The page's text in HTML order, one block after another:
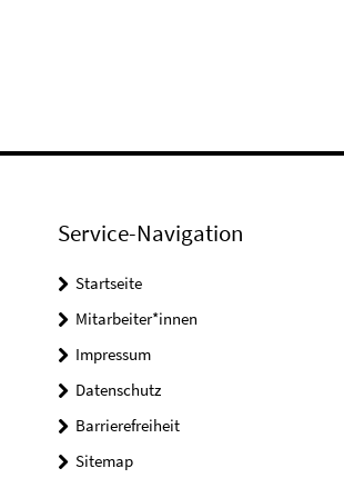
Service-Navigation
Startseite
Mitarbeiter*innen
Impressum
Datenschutz
Barrierefreiheit
Sitemap